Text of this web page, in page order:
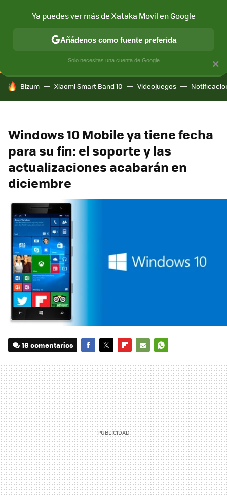
CONECTIVIDAD MÓVIL Y SOCIEDAD APLICACIONES
HOY SE HABLA DE
Bizum Xiaomi Smart Band 10 Videojuegos
Windows 10 Mobile ya tiene fecha
para su fin: el soporte y las
actualizaciones acabarán en
diciembre
16 comentarios
MAIL
×
Ya puedes ver más de Xataka Movil en Google
Añádenos como fuente preferida
Solo necesitas una cuenta de Google